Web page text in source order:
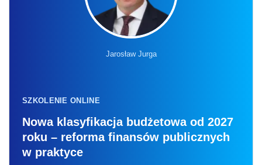
Jarosław Jurga
SZKOLENIE ONLINE
Nowa klasyfikacja budżetowa od 2027
roku – reforma finansów publicznych
w praktyce